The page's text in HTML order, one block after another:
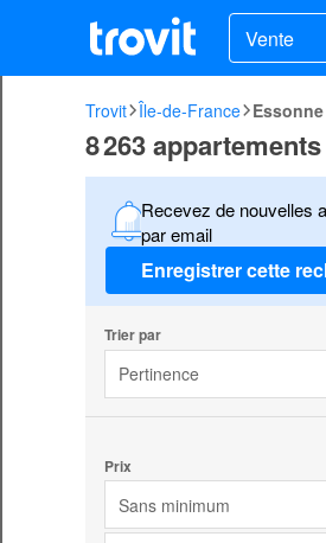
Vente
Trovit Île-de-France Essonne
8 263
Recevez de nouvelles
par email
Enregistrer cette
Trier par
Pertinence
Prix
Sans minimum